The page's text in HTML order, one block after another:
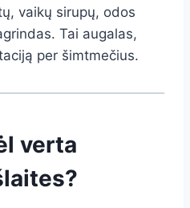
vaikų sirupų, odos
Tai augalas,
per šimtmečius.
verta